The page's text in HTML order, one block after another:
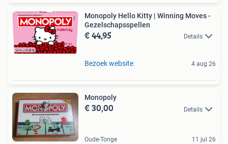
Monopoly Hello Kitty | Winning Moves -
Gezelschapsspellen
€ 44,95 Details
Bezoek website 4 aug 26
Monopoly
€ 30,00 Details
Oude-Tonge 11 jul 26